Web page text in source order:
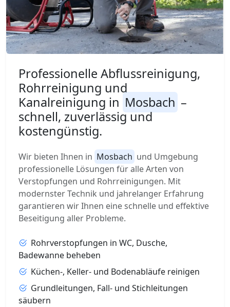
Professionelle Abflussreinigung,
Rohrreinigung und
Kanalreinigung in Mosbach –
schnell, zuverlässig und
kostengünstig.
Wir bieten Ihnen in Mosbach und Umgebung
professionelle Lösungen für alle Arten von
Verstopfungen und Rohrreinigungen. Mit
modernster Technik und jahrelanger Erfahrung
garantieren wir Ihnen eine schnelle und effektive
Beseitigung aller Probleme.
Rohrverstopfungen in WC, Dusche,
Badewanne beheben
Küchen-, Keller- und Bodenabläufe reinigen
Grundleitungen, Fall- und Stichleitungen
säubern